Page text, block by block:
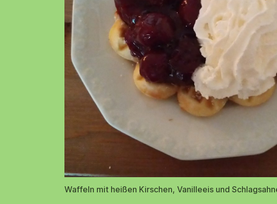
Waffeln mit heißen Kirschen, Vanilleeis und